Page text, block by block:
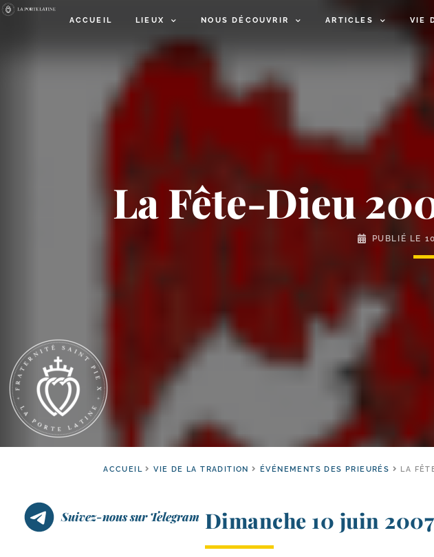
ACCUEIL LIEUX NOUS DÉCOUVRIR ARTICLES VIE
La Fête-​Dieu
PUBLIÉ LE
ACCUEIL VIE DE LA TRADITION ÉVÉNEMENTS DES PRIEURÉS LA
Suivez-nous sur Telegram Dimanche 10 juin 2007